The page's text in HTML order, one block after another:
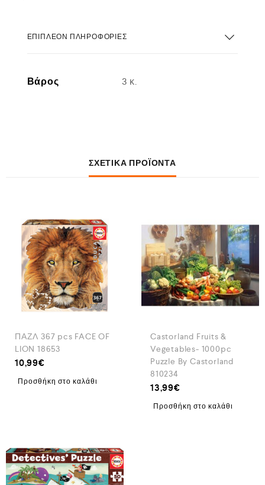
ΕΠΙΠΛΈΟΝ ΠΛΗΡΟΦΟΡΊΕΣ
Βάρος 3 κ.
ΣΧΕΤΙΚΆ ΠΡΟΪΌΝΤΑ
ΠΑΖΛ 367 pcs FACE OF
LION 18653
10,99€
Προσθήκη στο καλάθι
Castorland Fruits &
Vegetables- 1000pc
Puzzle By Castorland
810234
13,99€
Προσθήκη στο καλάθι